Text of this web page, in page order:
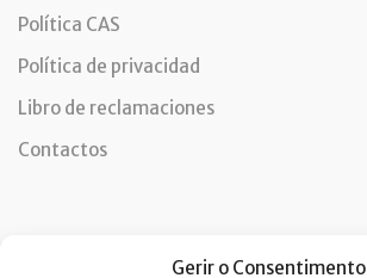
Gerir o Consentimento
Política CAS
Política de privacidad
Libro de reclamaciones
Contactos